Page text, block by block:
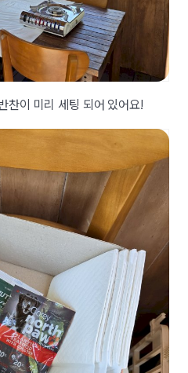
찬이 미리 세팅 되어 있어요!